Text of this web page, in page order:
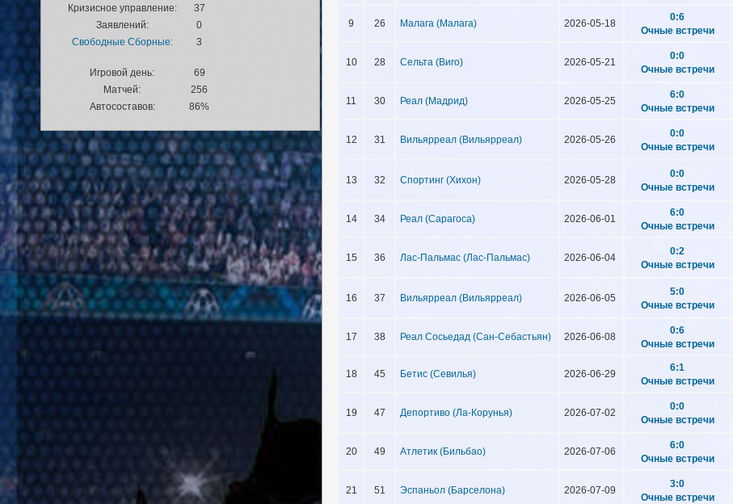
9 26 Малага (Малага) 2026-05-18
0:6
Очные встречи
10 28 Сельта (Виго) 2026-05-21
0:0
Очные встречи
11 30 Реал (Мадрид) 2026-05-25
6:0
Очные встречи
12 31 Вильярреал (Вильярреал) 2026-05-26
0:0
Очные встречи
13 32 Спортинг (Хихон) 2026-05-28
0:0
Очные встречи
14 34 Реал (Сарагоса) 2026-06-01
6:0
Очные встречи
15 36 Лас-Пальмас (Лас-Пальмас) 2026-06-04
0:2
Очные встречи
16 37 Вильярреал (Вильярреал) 2026-06-05
5:0
Очные встречи
17 38 Реал Сосьедад (Сан-Себастьян) 2026-06-08
0:6
Очные встречи
18 45 Бетис (Севилья) 2026-06-29
6:1
Очные встречи
19 47 Депортиво (Ла-Корунья) 2026-07-02
0:0
Очные встречи
20 49 Атлетик (Бильбао) 2026-07-06
6:0
Очные встречи
21 51 Эспаньол (Барселона) 2026-07-09
3:0
Очные встречи
Кризисное управление:
37
Заявлений:
0
Свободные Сборные:
3
Игровой день:
69
Матчей:
256
Автосоставов:
86%